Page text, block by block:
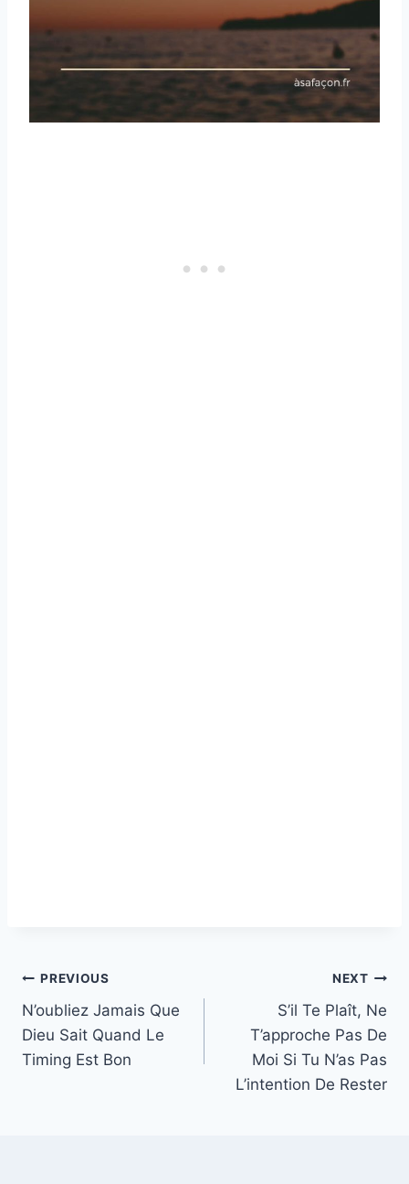
Post
navigation
PREVIOUS
N’oubliez Jamais Que
Dieu Sait Quand Le
Timing Est Bon
NEXT
S’il Te Plaît, Ne
T’approche Pas De
Moi Si Tu N’as Pas
L’intention De Rester